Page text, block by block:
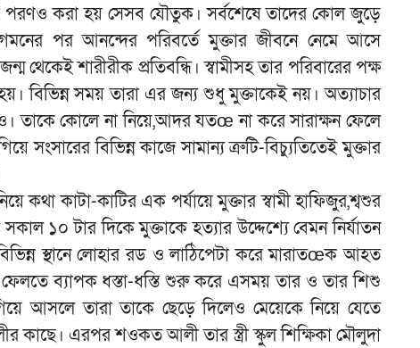
পরণও করা হয় সেসব যৌতুক। সর্বশেষে তাদের কোল জুড়ে
পর আনন্দের পরিবর্তে মুক্তার জীবনে নেমে আসে
থেকেই শারীরীক প্রতিবন্ধি। স্বামীসহ তার পরিবারের পক্ষ
বিভিন্ন সময় তারা এর জন্য শুধু মুক্তাকেই নয়। অত্যাচার
তাকে কোলে না নিয়ে,আদর যতœ না করে সারাক্ষন ফেলে
সংসারের বিভিন্ন কাজে সামান্য ত্রুটি-বিচ্যুতিতেই মুক্তার
কথা কাটা-কাটির এক পর্যায়ে মুক্তার স্বামী হাফিজুর,শ্বশুর
১০ টার দিকে মুক্তাকে হত্যার উদ্দেশ্যে বেমন নির্যাতন
স্থানে লোহার রড ও লাঠিপেটা করে মারাতœক আহত
ব্যাপক ধস্তা-ধস্তি শুরু করে এসময় তার ও তার শিশু
আসলে তারা তাকে ছেড়ে দিলেও মেয়েকে নিয়ে যেতে
এরপর শওকত আলী তার স্ত্রী স্কুল শিক্ষিকা মৌলুদা